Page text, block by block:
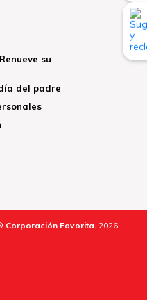
su
del padre
Corporación Favorita. 2026